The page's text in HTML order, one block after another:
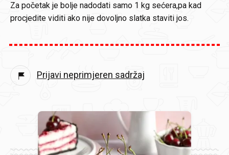
Za početak je bolje nadodati samo 1 kg sećera,pa kad
procjedite viditi ako nije dovoljno slatka staviti jos.
Prijavi neprimjeren sadržaj